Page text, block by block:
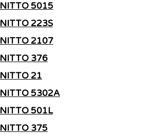
NITTO 5015
NITTO 223S
NITTO 2107
NITTO 376
NITTO 21
NITTO 5302A
NITTO 501L
NITTO 375